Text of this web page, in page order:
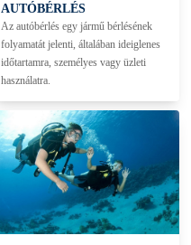
AUTÓBÉRLÉS
Az autóbérlés egy jármű bérlésének
folyamatát jelenti, általában ideiglenes
időtartamra, személyes vagy üzleti
használatra.